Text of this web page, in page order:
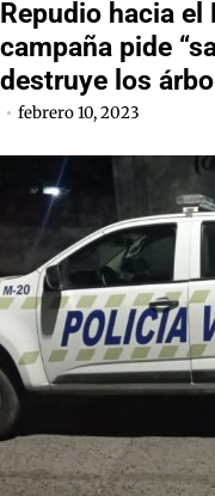
Repudio hacia el
campaña pide
destruye los
febrero 10, 2023